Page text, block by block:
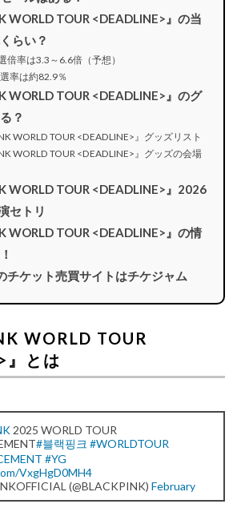
WORLD TOUR <DEADLINE>』の当
らい？
倍率は3.3～6.6倍（予想）
率は約82.9％
WORLD TOUR <DEADLINE>』のグ
？
WORLD TOUR <DEADLINE>』グッズリスト
WORLD TOUR <DEADLINE>』グッズの会場
WORLD TOUR <DEADLINE>』2026
セトリ
WORLD TOUR <DEADLINE>』の情
チケット売買サイトはチケジャム
WORLD TOUR
』とは
2025 WORLD TOUR
#블랙핑크 #WORLDTOUR
#YG
VxgHgD0MH4
(@BLACKPINK) February